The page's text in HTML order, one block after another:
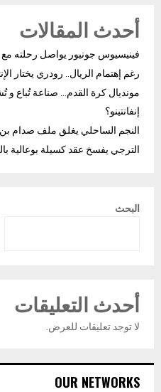
أحدث المقالات
فينيسيوس جونيور يواصل رحلته مع
رغم إهتمام الريال.. رودري يختار
مونديال كرة القدم… صناعة تُباع
إنفانتينو؟
النجم الساحلي يغلق ملف صدام
الترجي يفسخ عقد كسيلة بوعالية
البحث
أحدث التعليقات
لا توجد تعليقات للعرض.
OUR NETWORKS